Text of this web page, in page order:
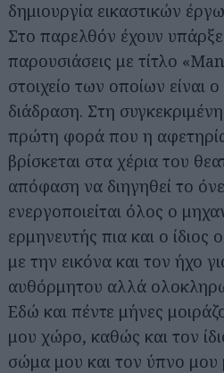
δημιουργία εικαστικών
Στο παρελθόν έχουν
παρουσιάσεις με τίτλο
στοιχείο των οποίων είναι
διάδραση. Στη συγκεκριμένη
πρώτη φορά που η αφετηρία
βρίσκεται στα χέρια του
απόφαση να διηγηθεί το
ενεργοποιείται όλος ο
ερμηνευτής πια και ο ίδιος
με την εικόνα και τον ήχο
αυθόρμητου αλλά
Εδώ και πέντε μήνες
μου χώρο, καθώς και τον
σώμα μου και τον ύπνο